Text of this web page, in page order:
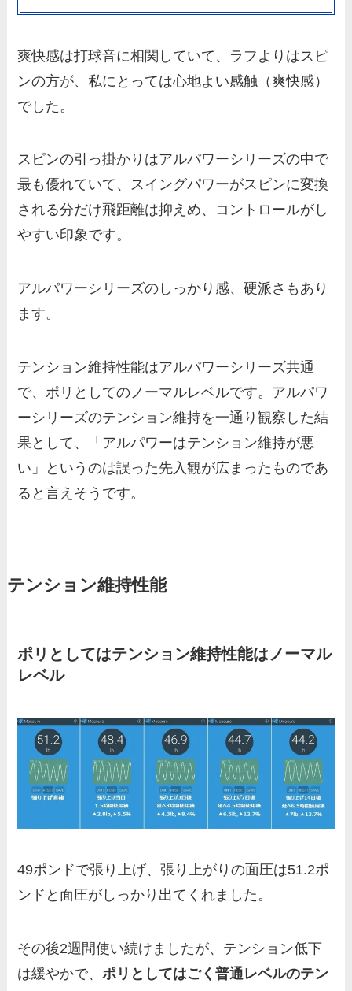
爽快感は打球音に相関していて、ラフよりはスピ
ンの方が、私にとっては心地よい感触（爽快感）
でした。
スピンの引っ掛かりはアルパワーシリーズの中で
最も優れていて、スイングパワーがスピンに変換
される分だけ飛距離は抑えめ、コントロールがし
やすい印象です。
アルパワーシリーズのしっかり感、硬派さもあり
ます。
テンション維持性能はアルパワーシリーズ共通
で、ポリとしてのノーマルレベルです。アルパワ
ーシリーズのテンション維持を一通り観察した結
果として、「アルパワーはテンション維持が悪
い」というのは誤った先入観が広まったものであ
ると言えそうです。
テンション維持性能
ポリとしてはテンション維持性能はノーマル
レベル
49ポンドで張り上げ、張り上がりの面圧は51.2ポ
ンドと面圧がしっかり出てくれました。
その後2週間使い続けましたが、テンション低下
は緩やかで、ポリとしてはごく普通レベルのテン